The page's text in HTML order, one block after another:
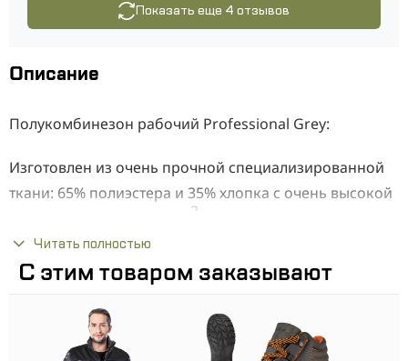
Показать еще 4 отзывов
Описание
Полукомбинезон рабочий Professional Grey:
Изготовлен из очень прочной специализированной
ткани: 65% полиэстера и 35% хлопка с очень высокой
2
переплетением.
Преимущества:
Профессиональное шитье и эстетика
исполнения
Читать полностью
С этим товаром заказывают